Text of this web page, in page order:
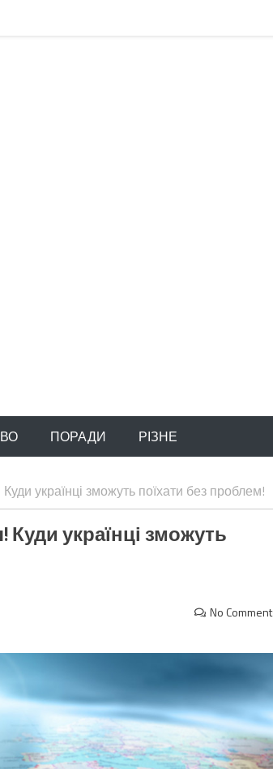
ПОРАДИ РІЗНЕ
українці зможуть поїхати без проблем!
Куди українці зможуть
No